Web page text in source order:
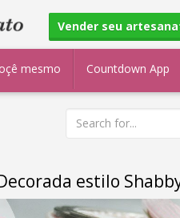
Vender seu
mesmo Countdown App
estilo